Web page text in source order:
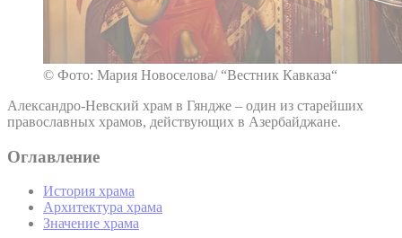
© Фото: Мария Новоселова/ “Вестник Кавказа“
Александро-Невский храм в Гяндже – один из старейших
православных храмов, действующих в Азербайджане.
Оглавление
История храма
Архитектура храма
Значение храма